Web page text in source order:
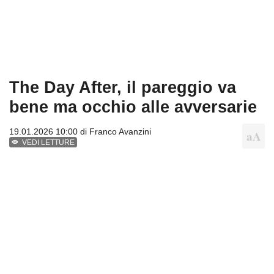
The Day After, il pareggio va
bene ma occhio alle avversarie
19.01.2026 10:00 di Franco Avanzini
VEDI LETTURE